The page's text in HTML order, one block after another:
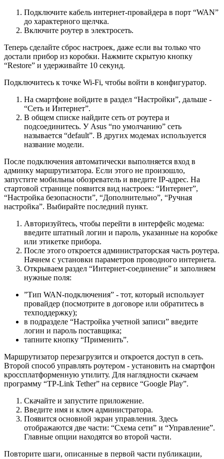
Подключите кабель интернет-провайдера в порт “WAN”
до характерного щелчка.
Включите роутер в электросеть.
Теперь сделайте сброс настроек, даже если вы только что
достали прибор из коробки. Нажмите скрытую кнопку
“Restore” и удерживайте 10 секунд.
Подключитесь к точке Wi-Fi, чтобы войти в конфигуратор.
На смартфоне войдите в раздел “Настройки”, дальше -
“Сеть и Интернет”.
В общем списке найдите сеть от роутера и
подсоединитесь. У Asus “по умолчанию” сеть
называется “default”. В других модемах используется
название модели.
После подключения автоматически выполняется вход в
админку маршрутизатора. Если этого не произошло,
запустите мобильны обозреватель и введите IP-адрес. На
стартовой странице появится вид настроек: “Интернет”,
“Настройка безопасности”, “Дополнительно”, “Ручная
настройка”. Выбирайте последний пункт.
Авторизуйтесь, чтобы перейти в интерфейс модема:
введите штатный логин и пароль, указанные на коробке
или этикетке прибора.
После этого откроется администраторская часть роутера.
Начнем с установки параметров проводного интернета.
Открываем раздел “Интернет-соединение” и заполняем
нужные поля:
”Тип WAN-подключения” - тот, который использует
провайдер (посмотрите в договоре или обратитесь в
техподдержку);
в подразделе “Настройка учетной записи” введите
логин и пароль поставщика;
тапните кнопку “Применить”.
Маршрутизатор перезагрузится и откроется доступ в сеть.
Второй способ управлять роутером - установить на смартфон
кроссплатформенную утилиту. Для наглядности скачаем
программу “TP-Link Tether” на сервисе “Google Play”.
Скачайте и запустите приложение.
Введите имя и ключ администратора.
Появится основной экран управления. Здесь
отображаются две части: “Схема сети” и “Управление”.
Главные опции находятся во второй части.
Повторите шаги, описанные в первой части публикации,